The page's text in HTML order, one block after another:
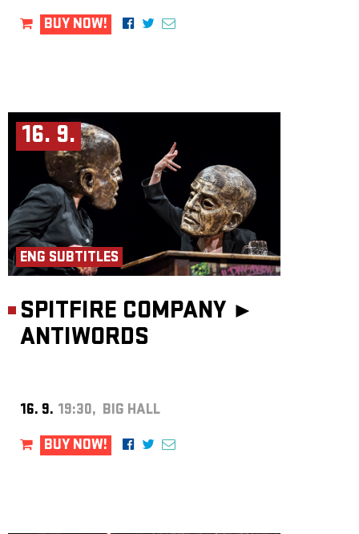
BUY NOW!
16. 9.
ENG SUBTITLES
SPITFIRE COMPANY ►
ANTIWORDS
16. 9. 19:30, BIG HALL
BUY NOW!